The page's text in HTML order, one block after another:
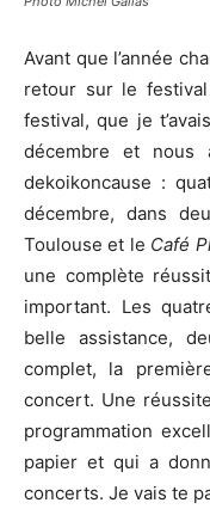
Avant que l’année
retour sur le festival
festival, que je
décembre et
dekoikoncause :
décembre, dans
Toulouse et le Café
une complète
important. Les
belle assistance,
complet, la
concert. Une
programmation
papier et qui a
concerts. Je vais te